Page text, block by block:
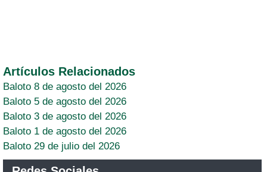
Artículos Relacionados
Baloto 8 de agosto del 2026
Baloto 5 de agosto del 2026
Baloto 3 de agosto del 2026
Baloto 1 de agosto del 2026
Baloto 29 de julio del 2026